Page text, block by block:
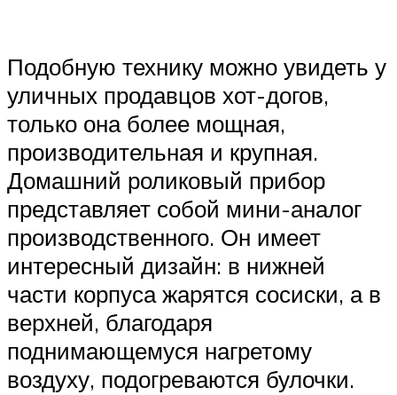
Подобную технику можно увидеть у
уличных продавцов хот-догов,
только она более мощная,
производительная и крупная.
Домашний роликовый прибор
представляет собой мини-аналог
производственного. Он имеет
интересный дизайн: в нижней
части корпуса жарятся сосиски, а в
верхней, благодаря
поднимающемуся нагретому
воздуху, подогреваются булочки.